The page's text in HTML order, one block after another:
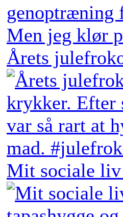
Årets
Mit sociale